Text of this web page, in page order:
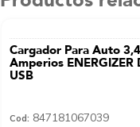
Cargador Para Auto 3,4
Amperios ENERGIZER
USB
Cod: 847181067039